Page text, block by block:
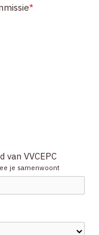
*
VVCEPC
je samenwoont